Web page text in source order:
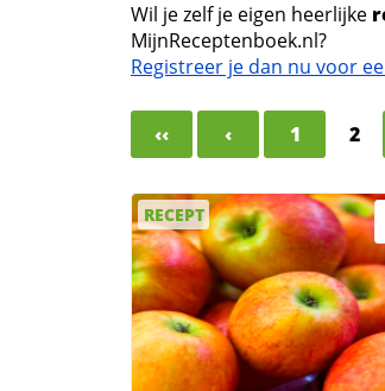
Wil je zelf je eigen heerlijke
MijnReceptenboek.nl?
Registreer je dan nu voor
‹‹ ‹ 1 2
RECEPT